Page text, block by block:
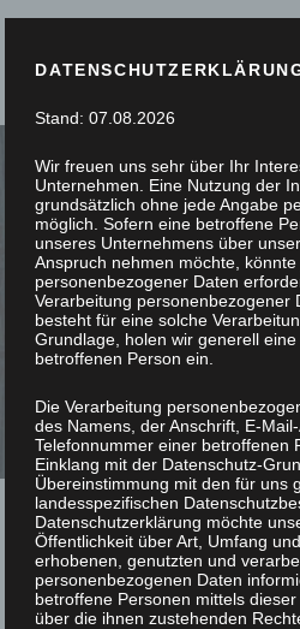
SIE
Stand: 07.08.2026
Wir freuen uns sehr über Ihr
Unternehmen. Eine Nutzung der
grundsätzlich ohne jede Angabe
möglich. Sofern eine betroffene
unseres Unternehmens über
Anspruch nehmen möchte,
personenbezogener Daten
Verarbeitung personenbezogener
besteht für eine solche
Grundlage, holen wir generell
betroffenen Person ein.
Die Verarbeitung
des Namens, der Anschrift, E-
Telefonnummer einer betroffenen
Einklang mit der Datenschutz-
Übereinstimmung mit den für uns
landesspezifischen
Datenschutzerklärung möchte
Öffentlichkeit über Art, Umfang
erhobenen, genutzten und
personenbezogenen Daten
betroffene Personen mittels
über die ihnen zustehenden